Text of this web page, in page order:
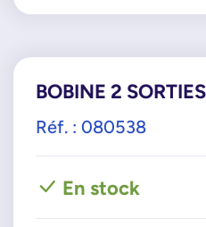
BOBINE 2 SORTIES
Réf. : 080538
En stock